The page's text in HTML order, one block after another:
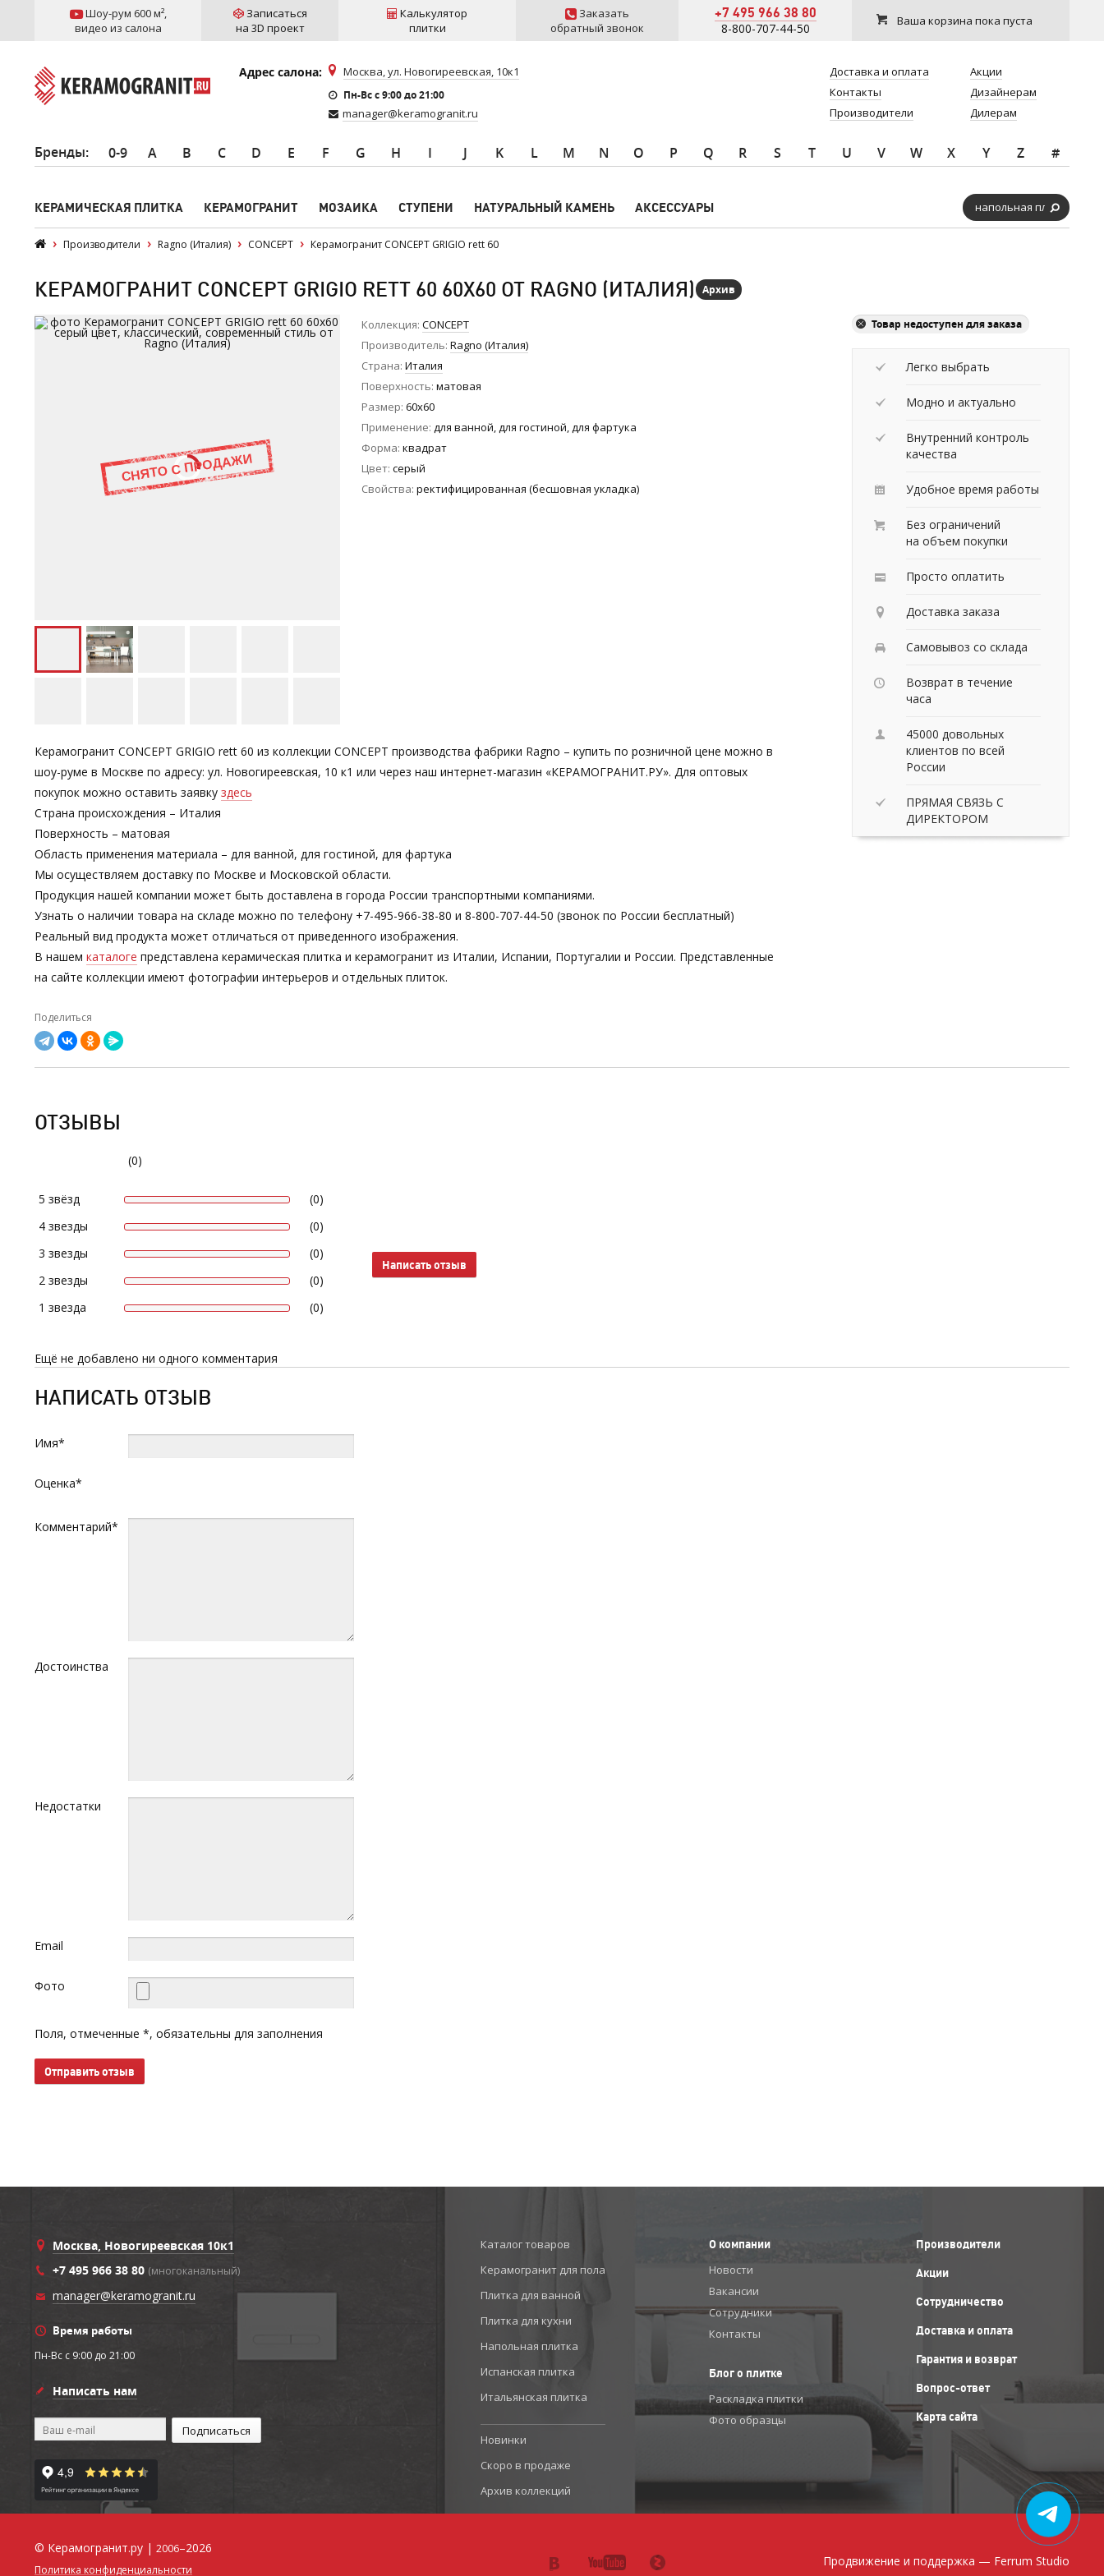
Шоу-рум 600 м²,
видео из салона
Записаться
на 3D проект
Калькулятор
плитки
Заказать
обратный звонок
+7 495 966 38 80
8-800-707-44-50 Ваша корзина пока пуста
Адрес салона: Москва, ул. Новогиреевская, 10к1
Пн-Вс c 9:00 до 21:00
manager@keramogranit.ru
Доставка и оплата
Контакты
Производители
Акции
Дизайнерам
Дилерам
Бренды: 0-9 A B C D E F G H I J K L M N O P Q R S T U V W X Y Z #
КЕРАМИЧЕСКАЯ ПЛИТКА КЕРАМОГРАНИТ МОЗАИКА СТУПЕНИ НАТУРАЛЬНЫЙ КАМЕНЬ АКСЕССУАРЫ
Производители Ragno (Италия) CONCEPT Керамогранит CONCEPT GRIGIO rett 60
КЕРАМОГРАНИТ CONCEPT GRIGIO RETT 60 60X60 ОТ RAGNO (ИТАЛИЯ) Архив
Коллекция CONCEPT
Производитель Ragno (Италия)
Страна Италия
Поверхность матовая
Размер 60x60
Применение для ванной, для гостиной, для фартука
Форма квадрат
Цвет серый
Свойства ректифицированная (бесшовная укладка)
Керамогранит CONCEPT GRIGIO rett 60 из коллекции CONCEPT производства фабрики Ragno – купить по розничной цене можно в
шоу-руме в Москве по адресу: ул. Новогиреевская, 10 к1 или через наш интернет-магазин «КЕРАМОГРАНИТ.РУ». Для оптовых
покупок можно оставить заявку здесь
Страна происхождения – Италия
Поверхность – матовая
Область применения материала – для ванной, для гостиной, для фартука
Мы осуществляем доставку по Москве и Московской области.
Продукция нашей компании может быть доставлена в города России транспортными компаниями.
Узнать о наличии товара на складе можно по телефону +7-495-966-38-80 и 8-800-707-44-50 (звонок по России бесплатный)
Реальный вид продукта может отличаться от приведенного изображения.
В нашем каталоге представлена керамическая плитка и керамогранит из Италии, Испании, Португалии и России. Представленные
на сайте коллекции имеют фотографии интерьеров и отдельных плиток.
Поделиться
Товар недоступен для заказа
Легко выбрать
Модно и актуально
Внутренний контроль
качества
Удобное время работы
Без ограничений
на объем покупки
Просто оплатить
Доставка заказа
Самовывоз со склада
Возврат в течение
часа
45000 довольных
клиентов по всей
России
ПРЯМАЯ СВЯЗЬ С
ДИРЕКТОРОМ
ОТЗЫВЫ
(0)
5 звёзд
(0)
4 звезды
(0)
3 звезды
(0)
2 звезды
(0)
1 звезда
(0)
Написать отзыв
Ещё не добавлено ни одного комментария
НАПИСАТЬ ОТЗЫВ
Имя*
Оценка*
Комментарий*
Достоинства
Недостатки
Email
Фото
Поля, отмеченные *, обязательны для заполнения
Отправить отзыв
Москва, Новогиреевская 10к1
+7 495 966 38 80 (многоканальный)
manager@keramogranit.ru
Время работы
Пн-Вс c 9:00 до 21:00
Написать нам
Каталог товаров
Керамогранит для пола
Плитка для ванной
Плитка для кухни
Напольная плитка
Испанская плитка
Итальянская плитка
Новинки
Скоро в продаже
Архив коллекций
О компании
Новости
Вакансии
Сотрудники
Контакты
Блог о плитке
Раскладка плитки
Фото образцы
Производители
Акции
Сотрудничество
Доставка и оплата
Гарантия и возврат
Вопрос-ответ
Карта сайта
© Керамогранит.ру | 2006–2026
Политика конфиденциальности
Продвижение и поддержка — Ferrum Studio